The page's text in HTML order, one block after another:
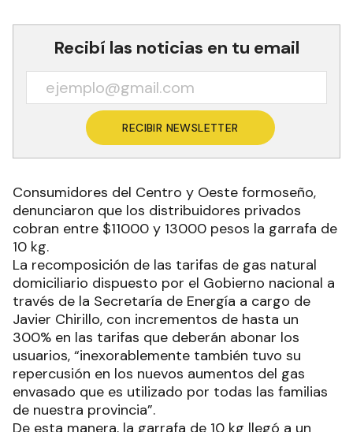
Recibí las noticias en tu email
RECIBIR NEWSLETTER
Consumidores del Centro y Oeste formoseño,
denunciaron que los distribuidores privados
cobran entre $11000 y 13000 pesos la garrafa de
10 kg.
La recomposición de las tarifas de gas natural
domiciliario dispuesto por el Gobierno nacional a
través de la Secretaría de Energía a cargo de
Javier Chirillo, con incrementos de hasta un
300% en las tarifas que deberán abonar los
usuarios, “inexorablemente también tuvo su
repercusión en los nuevos aumentos del gas
envasado que es utilizado por todas las familias
de nuestra provincia”.
De esta manera, la garrafa de 10 kg llegó a un